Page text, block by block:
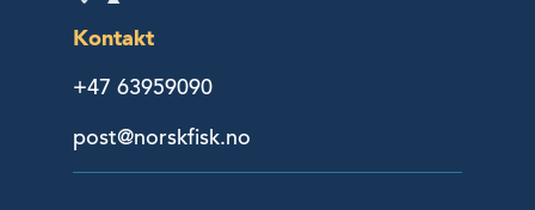
Kontakt
+47 63959090
post@norskfisk.no